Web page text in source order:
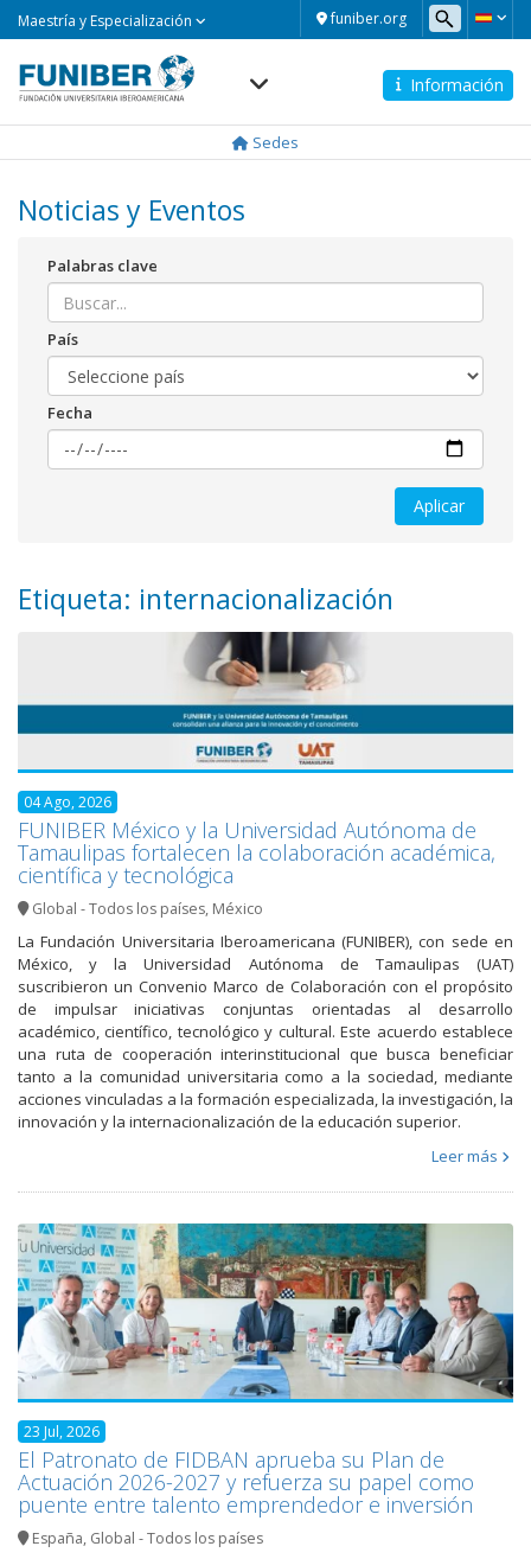
funiber.org
Maestría y Especialización
Información
Sedes
Noticias y Eventos
Palabras clave
País
Fecha
Etiqueta: internacionalización
04 Ago, 2026
FUNIBER México y la Universidad Autónoma de
Tamaulipas fortalecen la colaboración académica,
científica y tecnológica
Global - Todos los países, México
La Fundación Universitaria Iberoamericana (FUNIBER), con sede en
México, y la Universidad Autónoma de Tamaulipas (UAT)
suscribieron un Convenio Marco de Colaboración con el propósito
de impulsar iniciativas conjuntas orientadas al desarrollo
académico, científico, tecnológico y cultural. Este acuerdo establece
una ruta de cooperación interinstitucional que busca beneficiar
tanto a la comunidad universitaria como a la sociedad, mediante
acciones vinculadas a la formación especializada, la investigación, la
innovación y la internacionalización de la educación superior.
Leer más
23 Jul, 2026
El Patronato de FIDBAN aprueba su Plan de
Actuación 2026-2027 y refuerza su papel como
puente entre talento emprendedor e inversión
España, Global - Todos los países